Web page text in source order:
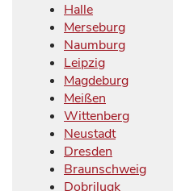
Halle
Merseburg
Naumburg
Leipzig
Magdeburg
Meißen
Wittenberg
Neustadt
Dresden
Braunschweig
Dobrilugk